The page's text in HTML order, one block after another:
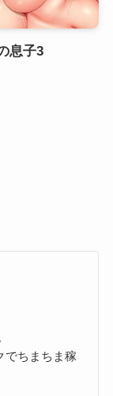
息子3
でちまちま稼